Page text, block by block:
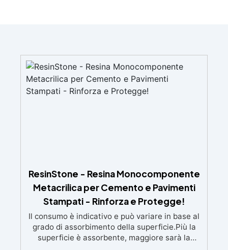
ResinStone - Resina Monocomponente
Metacrilica per Cemento e Pavimenti
Stampati - Rinforza e Protegge!
Il consumo è indicativo e può variare in base al
grado di assorbimento della superficie.Più la
superficie è assorbente, maggiore sarà la